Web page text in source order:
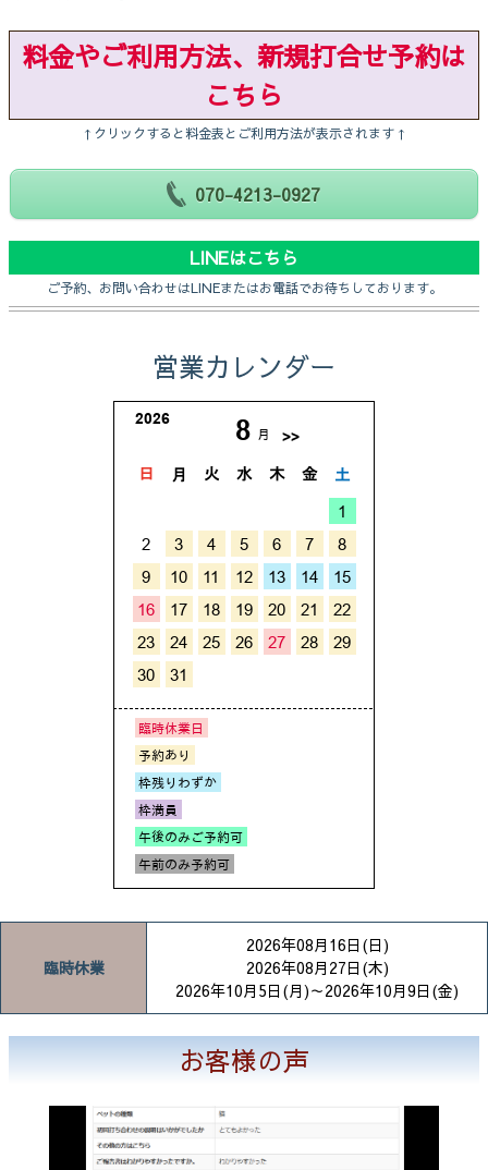
料金やご利用方法、新規打合せ予約は
こちら
↑クリックすると料金表とご利用方法が表示されます↑
070-4213-0927
LINEはこちら
ご予約、お問い合わせはLINEまたはお電話でお待ちしております。
営業カレンダー
臨時休業
2026年08月16日(日)
2026年08月27日(木)
2026年10月5日(月)～2026年10月9日(金)
お客様の声